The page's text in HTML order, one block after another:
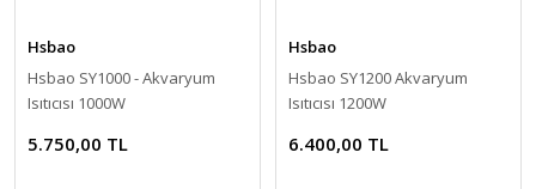
Hsbao
Hsbao SY1000 - Akvaryum
Isıtıcısı 1000W
5.750,00 TL
Hsbao
Hsbao SY1200 Akvaryum
Isıtıcısı 1200W
6.400,00 TL